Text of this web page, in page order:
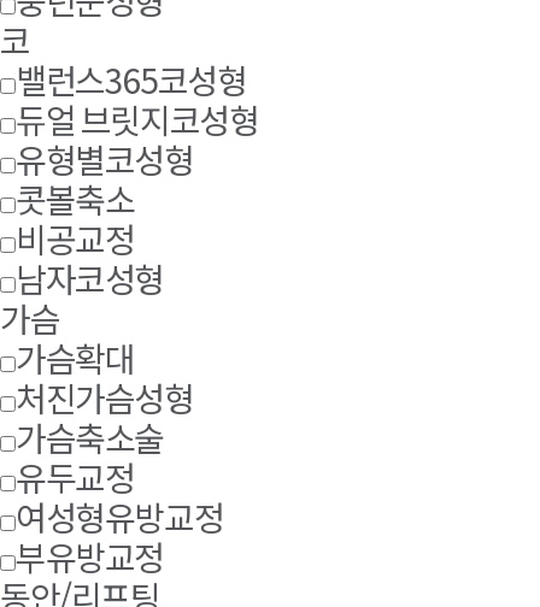
코
밸런스365코성형
듀얼 브릿지코성형
유형별코성형
콧볼축소
비공교정
남자코성형
가슴
가슴확대
처진가슴성형
가슴축소술
유두교정
여성형유방교정
부유방교정
동안/리프팅